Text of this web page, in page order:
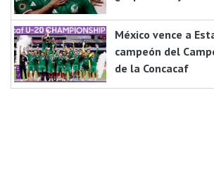
México vence a
campeón del
de la Concacaf